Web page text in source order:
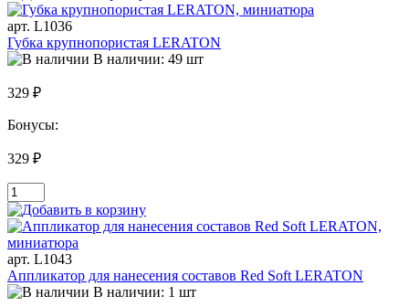
арт. L1036
Губка крупнопористая LERATON
В наличии: 49 шт
329 ₽
Бонусы:
329 ₽
арт. L1043
Аппликатор для нанесения составов Red Soft LERATON
В наличии: 1 шт